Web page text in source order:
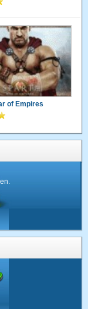
of Empires